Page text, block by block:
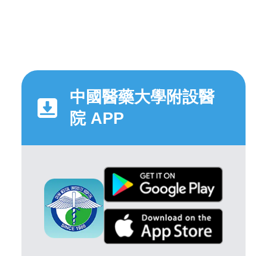
中國醫藥大學附設醫
院 APP